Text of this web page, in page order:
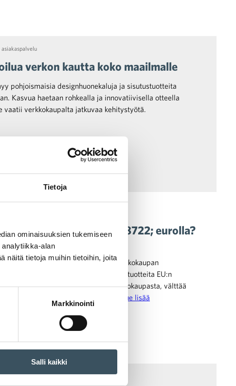
Tietoja
ominaisuuksien tukemiseen
alan
näitä tietoja muihin tietoihin, joita
Markkinointi
Salli kaikki
asiakaspalvelu
verkon kautta koko maailmalle
pohjoismaisia designhuonekaluja ja sisutustuotteita
Kasvua haetaan rohkealla ja innovatiivisella otteella
vaatii verkkokaupalta jatkuvaa kehitystyötä.
valkaisuun &#8722; eurolla?
monella tavalla suomalaisen verkkokaupan
Kun suomalainen kuluttaja ostaa tuotteita EU:n
esimerkiksi kiinalaisesta verkkokaupasta, välttää
Lue lisää